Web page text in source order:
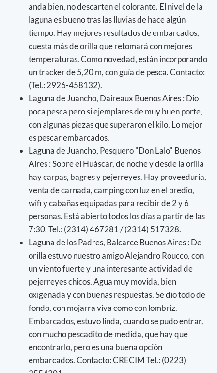
anda bien, no descarten el colorante. El nivel de la
laguna es bueno tras las lluvias de hace algún
tiempo. Hay mejores resultados de embarcados,
cuesta más de orilla que retomará con mejores
temperaturas. Como novedad, están incorporando
un tracker de 5,20 m, con guía de pesca. Contacto:
(Tel.: 2926-458132).
Laguna de Juancho, Daireaux Buenos Aires : Dio
poca pesca pero si ejemplares de muy buen porte,
con algunas piezas que superaron el kilo. Lo mejor
es pescar embarcados.
Laguna de Juancho, Pesquero "Don Lalo" Buenos
Aires : Sobre el Huáscar, de noche y desde la orilla
hay carpas, bagres y pejerreyes. Hay proveeduría,
venta de carnada, camping con luz en el predio,
wifi y cabañas equipadas para recibir de 2 y 6
personas. Está abierto todos los días a partir de las
7:30. Tel.: (2314) 467281 / (2314) 517328.
Laguna de los Padres, Balcarce Buenos Aires : De
orilla estuvo nuestro amigo Alejandro Roucco, con
un viento fuerte y una interesante actividad de
pejerreyes chicos. Agua muy movida, bien
oxigenada y con buenas respuestas. Se dio todo de
fondo, con mojarra viva como con lombriz.
Embarcados, estuvo linda, cuando se pudo entrar,
con mucho pescadito de medida, que hay que
encontrarlo, pero es una buena opción
embarcados. Contacto: CRECIM Tel.: (0223)